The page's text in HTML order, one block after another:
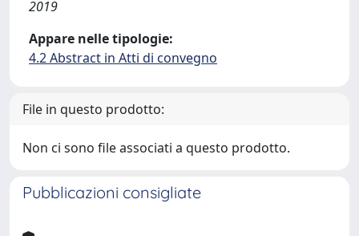
2019
Appare nelle tipologie:
4.2 Abstract in Atti di convegno
File in questo prodotto:
Non ci sono file associati a questo prodotto.
Pubblicazioni consigliate